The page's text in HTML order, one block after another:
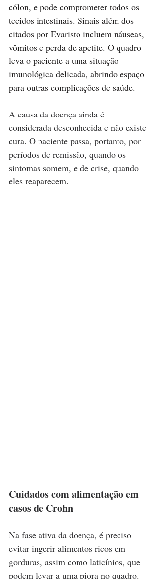
cólon, e pode comprometer todos os
tecidos intestinais. Sinais além dos
citados por Evaristo incluem náuseas,
vômitos e perda de apetite. O quadro
leva o paciente a uma situação
imunológica delicada, abrindo espaço
para outras complicações de saúde.
A causa da doença ainda é
considerada desconhecida e não existe
cura. O paciente passa, portanto, por
períodos de remissão, quando os
sintomas somem, e de crise, quando
eles reaparecem.
Cuidados com alimentação em
casos de Crohn
Na fase ativa da doença, é preciso
evitar ingerir alimentos ricos em
gorduras, assim como laticínios, que
podem levar a uma piora no quadro.